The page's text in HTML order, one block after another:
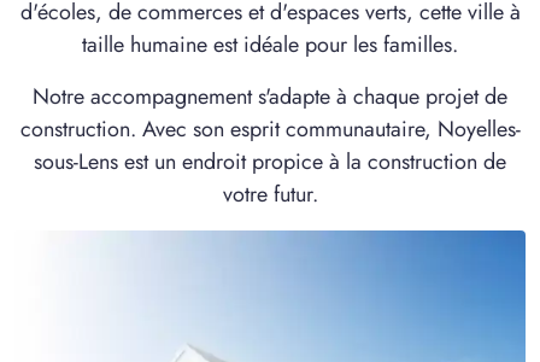
d'écoles, de commerces et d'espaces verts, cette ville à
taille humaine est idéale pour les familles.
Notre accompagnement s'adapte à chaque projet de
construction. Avec son esprit communautaire, Noyelles-
sous-Lens est un endroit propice à la construction de
votre futur.